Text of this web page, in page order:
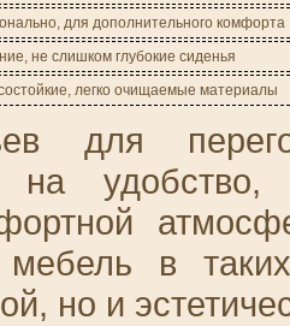
для дополнительного комфорта
не слишком глубокие сиденья
легко очищаемые материалы
для
на удобство,
мебель в
но и